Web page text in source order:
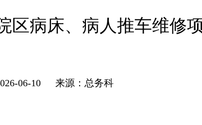
区病床、病人推车维修
06-10 来源：总务科